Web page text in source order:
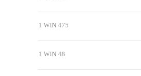
1 WIN 475
1 WIN 48